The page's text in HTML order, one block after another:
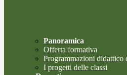
Panoramica
Offerta formativa
Programmazioni didattico
I progetti delle classi